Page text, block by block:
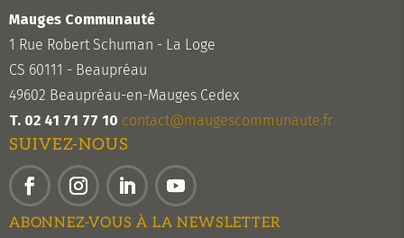
Mauges Communauté
1 Rue Robert Schuman - La Loge
CS 60111 - Beaupréau
49602 Beaupréau-en-Mauges Cedex
T. 02 41 71 77 10 contact@maugescommunaute.fr
SUIVEZ-NOUS
FacebookInstagramLinkedInYouTube
ABONNEZ-VOUS À LA NEWSLETTER